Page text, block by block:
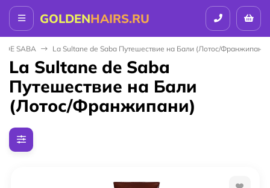
GOLDENHAIRS.RU
DE SABA La Sultane de Saba Путешествие на Бали (Лотос/Франжипани)
La Sultane de Saba
Путешествие на Бали
(Лотос/Франжипани)